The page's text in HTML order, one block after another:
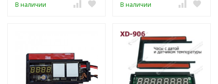
В наличии В наличии